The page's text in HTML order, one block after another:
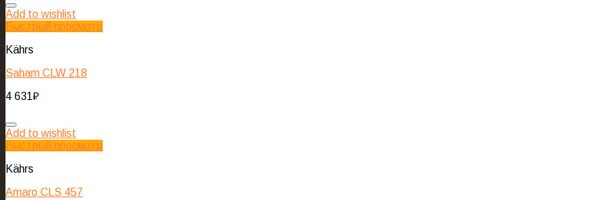
Add to wishlist
Быстрый просмотр
Kährs
Saham CLW 218
4 631₽
Add to wishlist
Быстрый просмотр
Kährs
Amaro CLS 457